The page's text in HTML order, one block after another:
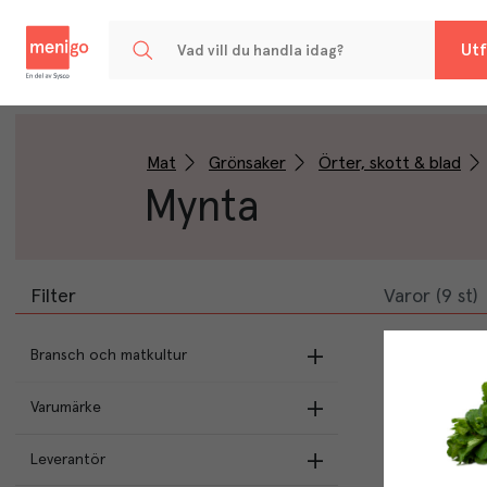
Mat Grönsaker Örter, skott & blad
Mynta
Varor (9 st)
Filter
Bransch och matkultur
Varumärke
Menigos egna varor 2)
Leverantör